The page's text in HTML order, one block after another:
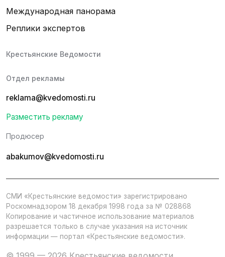
Международная панорама
Реплики экспертов
Крестьянские Ведомости
Отдел рекламы
reklama@kvedomosti.ru
Разместить рекламу
Продюсер
abakumov@kvedomosti.ru
СМИ «Крестьянские ведомости» зарегистрировано
Роскомнадзором 18 декабря 1998 года за № 028868
Копирование и частичное использование материалов
разрешается только в случае указания на источник
информации — портал «Крестьянские ведомости».